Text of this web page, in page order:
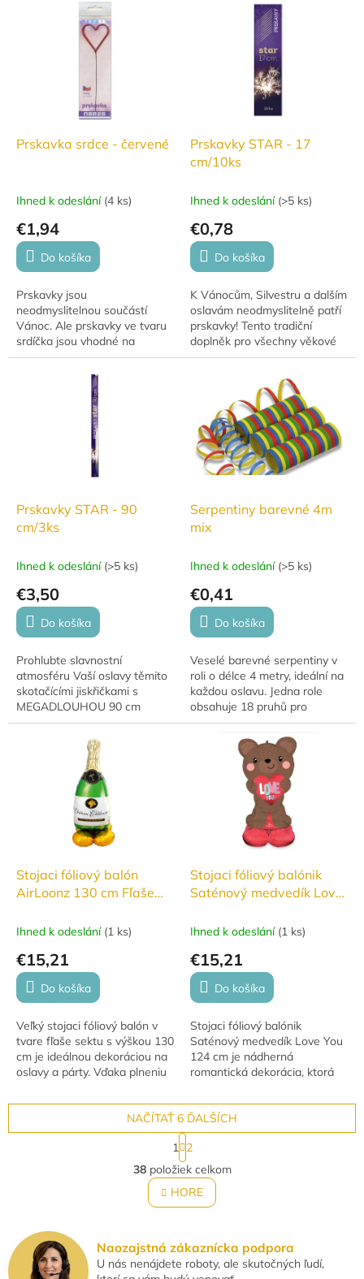
Prskavka srdce - červené
Ihned k odeslání (4 ks)
€1,94
Do košíka
Prskavky jsou
neodmyslitelnou součástí
Vánoc. Ale prskavky ve tvaru
srdíčka jsou vhodné na
jakoukoli událost!
Prskavky STAR - 17
cm/10ks
Ihned k odeslání (>5 ks)
€0,78
Do košíka
K Vánocům, Silvestru a dalším
oslavám neodmyslitelně patří
prskavky! Tento tradiční
doplněk pro všechny věkové
kategorie přináší kouzelnou
obsahuje 10...
Prskavky STAR - 90
cm/3ks
Ihned k odeslání (>5 ks)
€3,50
Do košíka
Prohlubte slavnostní
atmosféru Vaší oslavy těmito
skotačícími jiskřičkami s
MEGADLOUHOU 90 cm
prskavkou.
Serpentiny barevné 4m
mix
Ihned k odeslání (>5 ks)
€0,41
Do košíka
Veselé barevné serpentiny v
roli o délce 4 metry, ideální na
každou oslavu. Jedna role
obsahuje 18 pruhů pro
maximální zábavu!
Stojaci fóliový balón
AirLoonz 130 cm Fľaše
Ihned k odeslání (1 ks)
€15,21
Do košíka
Veľký stojaci fóliový balón v
tvare fľaše sektu s výškou 130
cm je ideálnou dekoráciou na
oslavy a párty. Vďaka plneniu
zostaví a stabilne stojí bez...
Stojaci fóliový balónik
Saténový medvedík Love
Ihned k odeslání (1 ks)
€15,21
Do košíka
Stojaci fóliový balónik
Saténový medvedík Love You
124 cm je nádherná
romantická dekorácia, ktorá
svadbu alebo ako originálne
prekvapenie pre...
O
v
l
á
a
c
i
NAČÍTAŤ 6 ĎALŠÍCH
S
t
r
á
n
k
a
n
1
2
38položiek celkom
HORE
Naozajstná zákaznícka podpora
U nás nenájdete roboty, ale skutočných ľudí,